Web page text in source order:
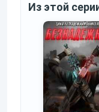
Из этой